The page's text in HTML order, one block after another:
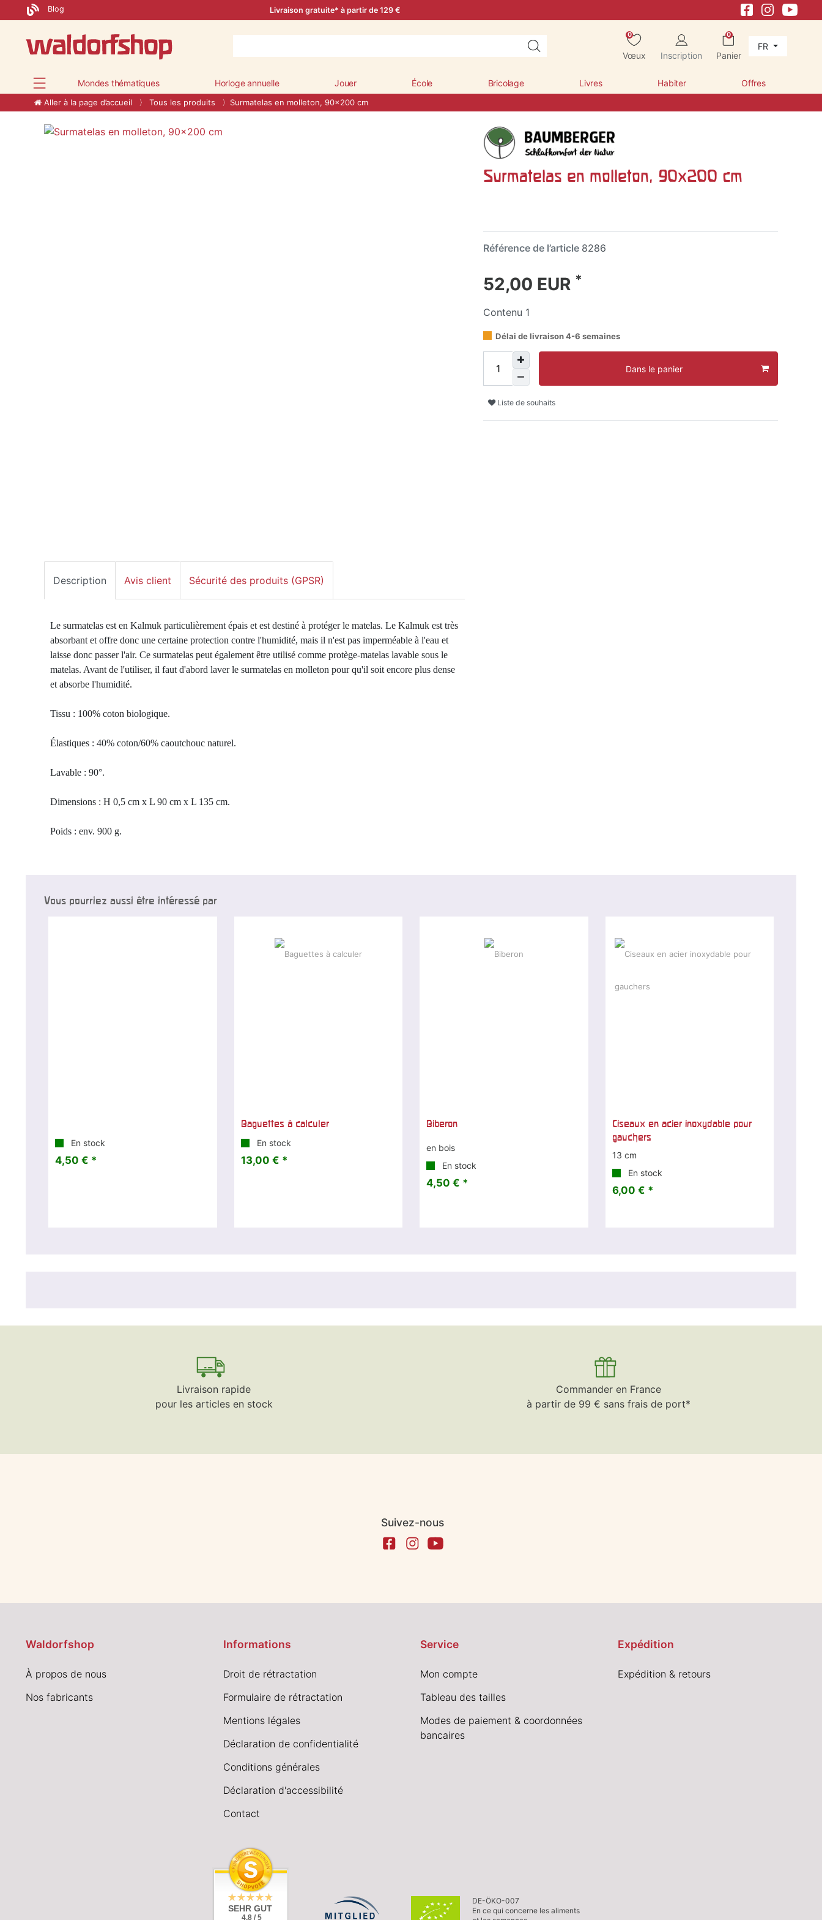
Blog Livraison gratuite* à partir de 129 €
0
Vœux Inscription
0
Panier
FR
Mondes thématiques Horloge annuelle Jouer École Bricolage Livres Habiter Offres
Aller à la page d’accueil Tous les produits Surmatelas en molleton, 90x200 cm
Surmatelas en molleton, 90x200 cm
Référence de l’article 8286
52,00 EUR *
Contenu 1
Délai de livraison 4-6 semaines
Dans le panier
Liste de souhaits
Description Avis client Sécurité des produits (GPSR)
Le surmatelas est en Kalmuk particulièrement épais et est destiné à protéger le matelas. Le Kalmuk est très
absorbant et offre donc une certaine protection contre l'humidité, mais il n'est pas imperméable à l'eau et
laisse donc passer l'air. Ce surmatelas peut également être utilisé comme protège-matelas lavable sous le
matelas. Avant de l'utiliser, il faut d'abord laver le surmatelas en molleton pour qu'il soit encore plus dense
et absorbe l'humidité.
Tissu : 100% coton biologique.
Élastiques : 40% coton/60% caoutchouc naturel.
Lavable : 90°.
Dimensions : H 0,5 cm x L 90 cm x L 135 cm.
Poids : env. 900 g.
Vous pourriez aussi être intéressé par
En stock
4,50 € *
Baguettes à calculer
En stock
13,00 € *
Biberon
en bois
En stock
4,50 € *
Ciseaux en acier inoxydable pour
gauchers
13 cm
En stock
6,00 € *
Livraison rapide
pour les articles en stock
Commander en France
à partir de 99 € sans frais de port*
Suivez-nous
Waldorfshop
À propos de nous
Nos fabricants
Informations
Droit de rétractation
Formulaire de rétractation
Mentions légales
Déclaration de confidentialité
Conditions générales
Déclaration d'accessibilité
Contact
Service
Mon compte
Tableau des tailles
Modes de paiement & coordonnées
bancaires
Expédition
Expédition & retours
SEHR GUT
4.8 / 5
DE-ÖKO-007
En ce qui concerne les aliments